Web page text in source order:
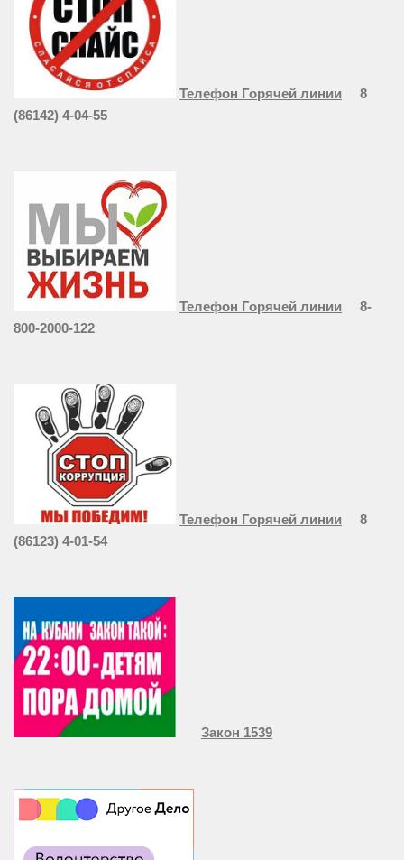
Телефон Горячей линии
8
(86142) 4-04-55
Телефон Горячей линии
8-
800-2000-122
Телефон Горячей линии
8
(86123) 4-01-54
Закон 1539